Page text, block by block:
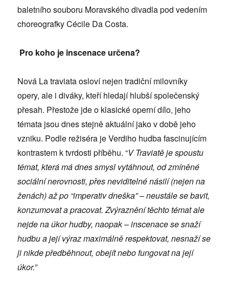
baletního souboru Moravského divadla pod vedením
choreografky Cécile Da Costa.
Pro koho je inscenace určena?
Nová La traviata osloví nejen tradiční milovníky
opery, ale i diváky, kteří hledají hlubší společenský
přesah. Přestože jde o klasické operní dílo, jeho
témata jsou dnes stejně aktuální jako v době jeho
vzniku. Podle režiséra je Verdiho hudba fascinujícím
kontrastem k tvrdosti příběhu. “V Traviatě je spoustu
témat, která má dnes smysl vytáhnout, od zmíněné
sociální nerovnosti, přes neviditelné násilí (nejen na
ženách) až po “imperativ dneška” – neustále se bavit,
konzumovat a pracovat. Zvýraznění těchto témat ale
nejde na úkor hudby, naopak – inscenace se snaží
hudbu a její výraz maximálně respektovat, nesnaží se
ji nikde předběhnout, obejít nebo fungovat na její
úkor.”